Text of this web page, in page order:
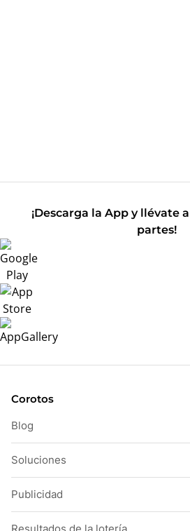
¡Descarga la App y llévate
partes!
Corotos
Blog
Soluciones
Publicidad